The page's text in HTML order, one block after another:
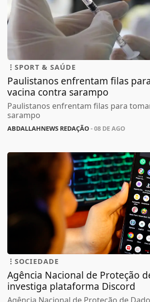
SPORT & SAÚDE
Paulistanos enfrentam filas
vacina contra sarampo
Paulistanos enfrentam filas para
sarampo
ABDALLAHNEWS REDAÇÃO- 08 DE AGO
SOCIEDADE
Agência Nacional de Proteção
investiga plataforma Discord